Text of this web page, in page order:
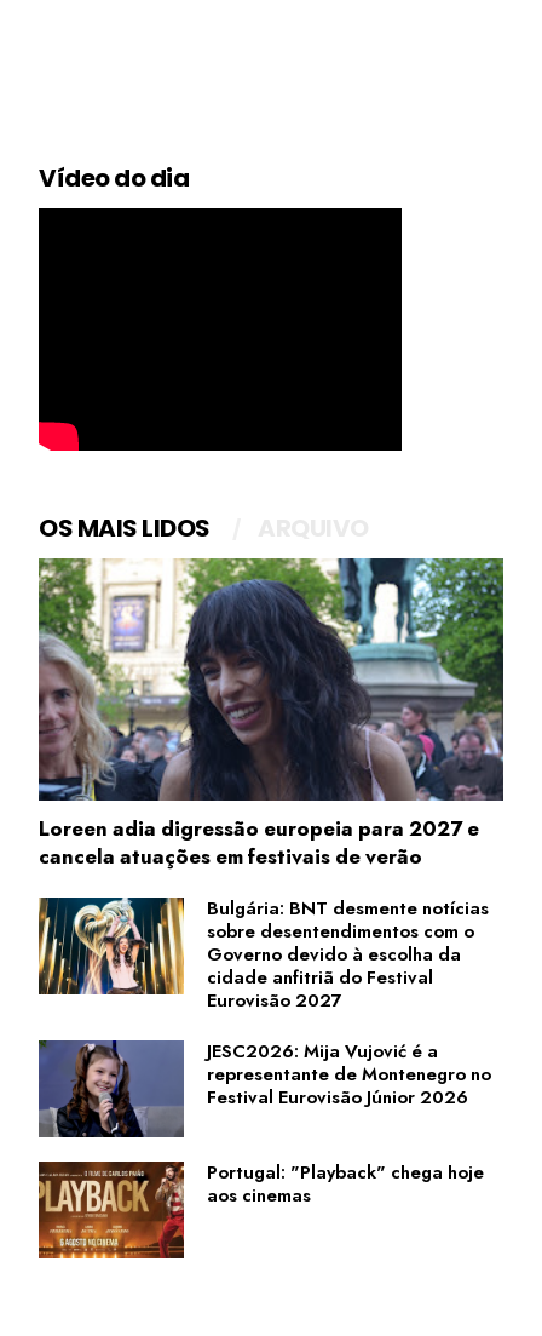
Vídeo do dia
OS MAIS LIDOS
Loreen adia digressão europeia para 2027 e
cancela atuações em festivais de verão
Bulgária: BNT desmente notícias
sobre desentendimentos com o
Governo devido à escolha da
cidade anfitriã do Festival
Eurovisão 2027
JESC2026: Mija Vujović é a
representante de Montenegro no
Festival Eurovisão Júnior 2026
Portugal: "Playback" chega hoje
aos cinemas